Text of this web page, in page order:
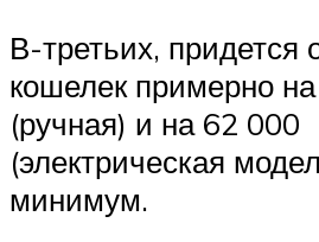
В-третьих, придется
кошелек примерно
(ручная) и на 62 000
(электрическая
минимум.